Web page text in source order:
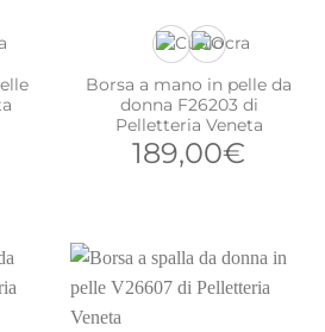
Borsa a mano in pelle da
donna F26203 di
Pelletteria Veneta
189,00€